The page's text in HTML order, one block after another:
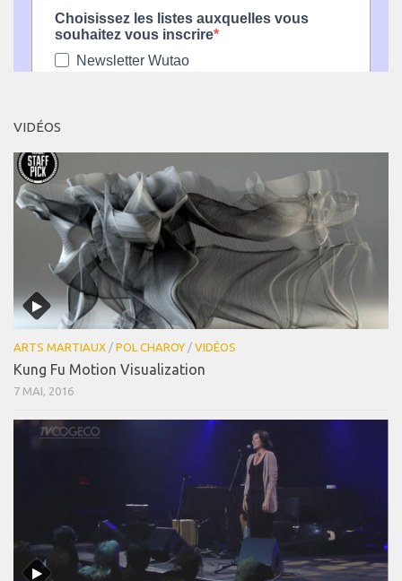
VIDÉOS
ARTS MARTIAUX / POL CHAROY / VIDÉOS
Kung Fu Motion Visualization
7 MAI, 2016